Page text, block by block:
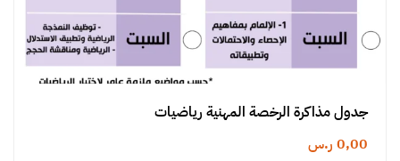
جدول مذاكرة الرخصة المهنية رياضيات
0,00 ر.س